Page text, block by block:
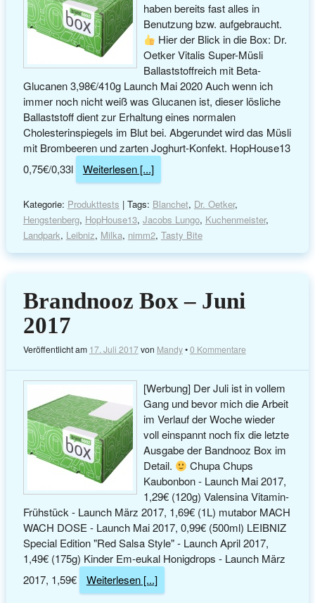
haben bereits fast alles in
Benutzung bzw. aufgebraucht.
Hier der Blick in die Box: Dr.
Oetker Vitalis Super-Müsli
Ballaststoffreich mit Beta-
Glucanen 3,98€/410g Launch Mai 2020 Auch wenn ich
immer noch nicht weiß was Glucanen ist, dieser lösliche
Ballaststoff dient zur Erhaltung eines normalen
Cholesterinspiegels im Blut bei. Abgerundet wird das Müsli
mit Brombeeren und zarten Joghurt-Konfekt. HopHouse13
0,75€/0,33l
Weiterlesen [...]
Kategorie: Produkttests | Tags: Blanchet, Dr. Oetker,
Hengstenberg, HopHouse13, Jacobs Lungo, Kuchenmeister,
Landpark, Leibniz, Milka, nimm2, Tasty Bite
Brandnooz Box – Juni
2017
Veröffentlicht am 17. Juli 2017von Mandy•0 Kommentare
[Werbung] Der Juli ist in vollem
Gang und bevor mich die Arbeit
im Verlauf der Woche wieder
voll einspannt noch fix die letzte
Ausgabe der Bandnooz Box im
Detail.
Chupa Chups
Kaubonbon - Launch Mai 2017,
1,29€ (120g) Valensina Vitamin-
Frühstück - Launch März 2017, 1,69€ (1L) mutabor MACH
WACH DOSE - Launch Mai 2017, 0,99€ (500ml) LEIBNIZ
Special Edition "Red Salsa Style" - Launch April 2017,
1,49€ (175g) Kinder Em-eukal Honigdrops - Launch März
2017, 1,59€
Weiterlesen [...]